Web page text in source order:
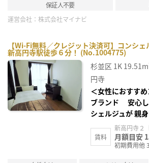
保証人不要
運営会社： 株式会社マイナビ
【Wi-Fi無料／クレジット決済可】コンシ
新高円寺駅徒歩６分！ (No.1004775)
杉並区 1K
円寺
＜女性におすす
ブランド 安心し
シェルジュが 親
賃料
新高円寺２
月額目安
初期費用他